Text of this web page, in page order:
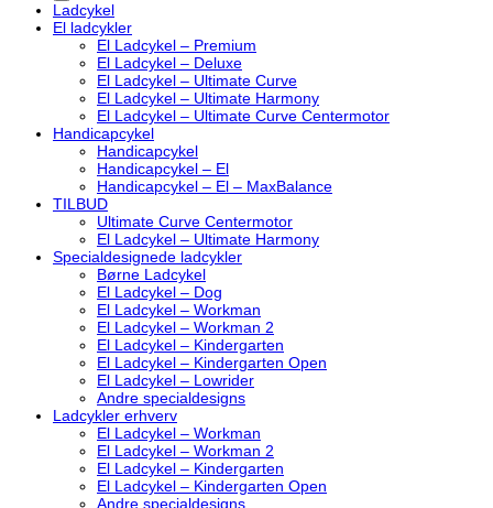
Ladcykel
El ladcykler
El Ladcykel – Premium
El Ladcykel – Deluxe
El Ladcykel – Ultimate Curve
El Ladcykel – Ultimate Harmony
El Ladcykel – Ultimate Curve Centermotor
Handicapcykel
Handicapcykel
Handicapcykel – El
Handicapcykel – El – MaxBalance
TILBUD
Ultimate Curve Centermotor
El Ladcykel – Ultimate Harmony
Specialdesignede ladcykler
Børne Ladcykel
El Ladcykel – Dog
El Ladcykel – Workman
El Ladcykel – Workman 2
El Ladcykel – Kindergarten
El Ladcykel – Kindergarten Open
El Ladcykel – Lowrider
Andre specialdesigns
Ladcykler erhverv
El Ladcykel – Workman
El Ladcykel – Workman 2
El Ladcykel – Kindergarten
El Ladcykel – Kindergarten Open
Andre specialdesigns